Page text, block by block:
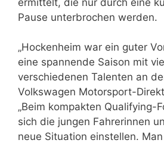
Pause unterbrochen werden.
„Hockenheim war ein guter
eine spannende Saison mit
verschiedenen Talenten an
Volkswagen Motorsport-
„Beim kompakten Qualifying-
sich die jungen Fahrerinnen
neue Situation einstellen.